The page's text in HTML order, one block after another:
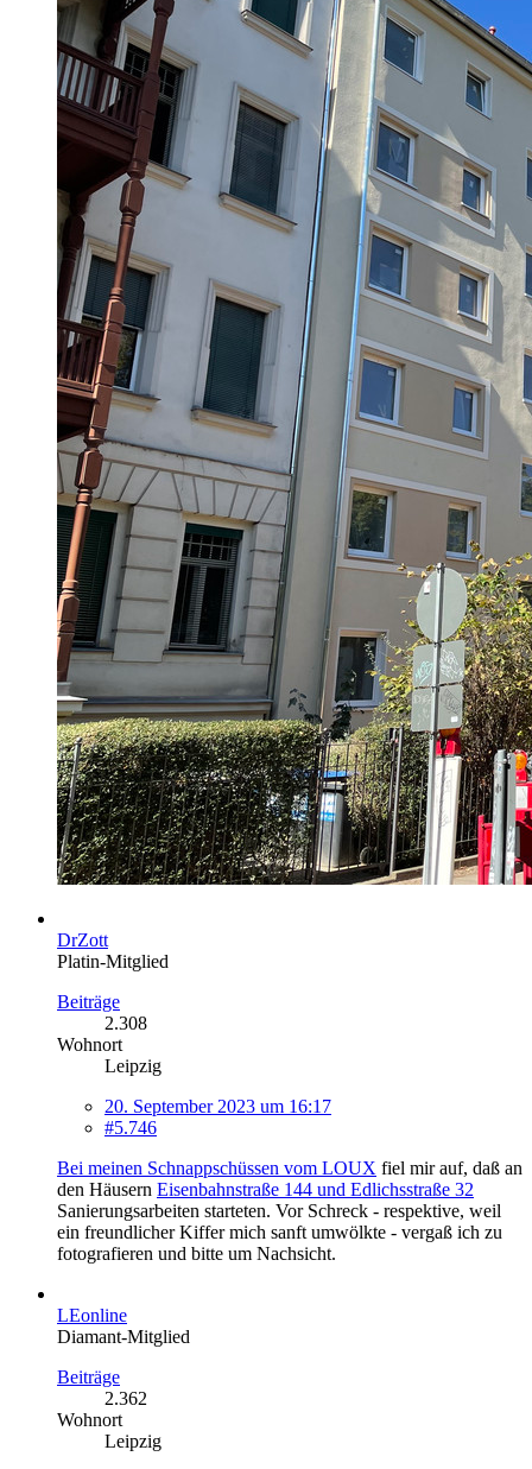
DrZott
Platin-Mitglied
Beiträge
2.308
Wohnort
Leipzig
20. September 2023 um 16:17
#5.746
Bei meinen Schnappschüssen vom LOUX fiel mir auf, daß an
den Häusern Eisenbahnstraße 144 und Edlichsstraße 32
Sanierungsarbeiten starteten. Vor Schreck - respektive, weil
ein freundlicher Kiffer mich sanft umwölkte - vergaß ich zu
fotografieren und bitte um Nachsicht.
LEonline
Diamant-Mitglied
Beiträge
2.362
Wohnort
Leipzig